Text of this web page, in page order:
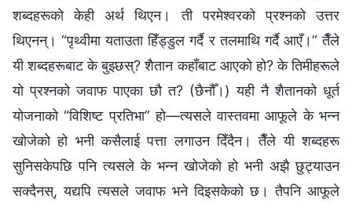
शब्दहरूको केही अर्थ थिएन। ती परमेश्‍वरको प्रश्‍नको उत्तर
थिएनन्। “पृथ्वीमा यताउता हिँड्डुल गर्दै र तलमाथि गर्दै आएँ।” तैँले
यी शब्‍दहरूबाट के बुझ्छस्? शैतान कहाँबाट आएको हो? के तिमीहरूले
यो प्रश्‍नको जवाफ पाएका छौ त? (छैनौँ।) यही नै शैतानको धूर्त
योजनाको “विशिष्ट प्रतिभा” हो—त्यसले वास्तवमा आफूले के भन्‍न
खोजेको हो भनी कसैलाई पत्ता लगाउन दिँदैन। तैँले यी शब्दहरू
सुनिसकेपछि पनि त्यसले के भन्‍न खोजेको हो भनी अझै छुट्याउन
सक्दैनस्, यद्यपि त्यसले जवाफ भने दिइसकेको छ। तैपनि आफूले